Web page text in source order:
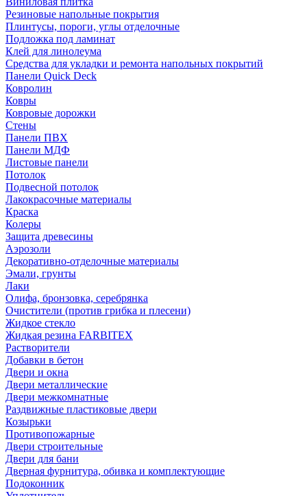
Резиновые напольные покрытия
Плинтусы, пороги, углы отделочные
Подложка под ламинат
Клей для линолеума
Средства для укладки и ремонта напольных покрытий
Панели Quick Deck
Ковролин
Ковры
Ковровые дорожки
Стены
Панели ПВХ
Панели МДФ
Листовые панели
Потолок
Подвесной потолок
Лакокрасочные материалы
Краска
Колеры
Защита древесины
Аэрозоли
Декоративно-отделочные материалы
Эмали, грунты
Лаки
Олифа, бронзовка, серебрянка
Очистители (против грибка и плесени)
Жидкое стекло
Жидкая резина FARBITEX
Растворители
Добавки в бетон
Двери и окна
Двери металлические
Двери межкомнатные
Раздвижные пластиковые двери
Козырьки
Противопожарные
Двери строительные
Двери для бани
Дверная фурнитура, обивка и комплектующие
Подоконник